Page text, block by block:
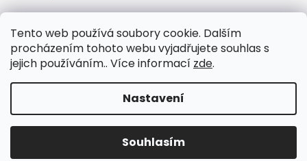
Tento web používá soubory cookie. Dalším
procházením tohoto webu vyjadřujete souhlas s
jejich používáním.. Více informací zde.
Nastavení
Souhlasím
Přijímáme online platby
Esperit.cz. Všechna práva vyhrazena.